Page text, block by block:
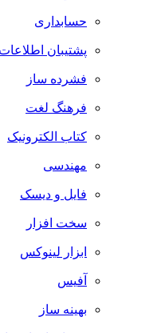
حسابداری
پشتیبان اطلاعات
فشرده ساز
فرهنگ لغت
کتاب الکترونیک
مهندسی
فایل و دیسک
سخت افزار
ابزار لینوکس
آفیس
بهینه ساز